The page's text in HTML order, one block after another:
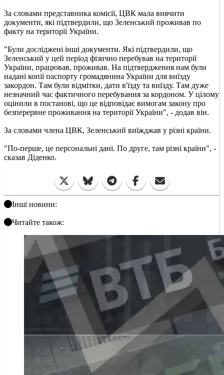
За словами представника комісії, ЦВК мала вивчити
документи, які підтвердили, що Зеленський проживав по
факту на території України.
"Були досліджені інші документи. Які підтвердили, що
Зеленський у цей період фізично перебував на території
України, працював, проживав. На підтвердження нам були
надані копії паспорту громадянина України для виїзду
закордон. Там були відмітки, дати в'їзду та виїзду. Там дуже
незначний час фактичного перебування за кордоном. У цілому
оцінили в постанові, що це відповідає вимогам закону про
безперервне проживання на території України", - додав він.
За словами члена ЦВК, Зеленський виїжджав у різні країни.
"По-перше, це персональні дані. По друге, там різні країни", -
сказав Діденко.
Інші новини:
Читайте також: